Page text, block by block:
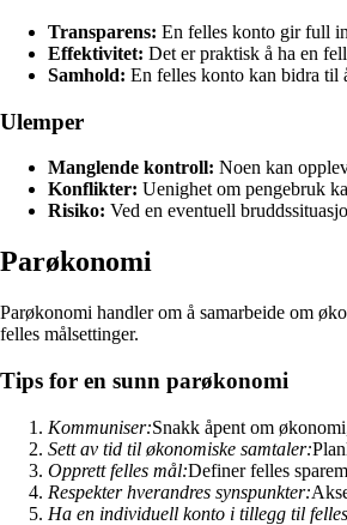
Transparens: En felles konto gir full
Effektivitet: Det er praktisk å ha en
Samhold: En felles konto kan bidra til
Ulemper
Manglende kontroll: Noen kan
Konflikter: Uenighet om pengebruk
Risiko: Ved en eventuell
Parøkonomi
Parøkonomi handler om å samarbeide om
felles målsettinger.
Tips for en sunn parøkonomi
Kommuniser:Snakk åpent om
Sett av tid til økonomiske samtaler:
Opprett felles mål:Definer felles
Respekter hverandres synspunkter:
Ha en individuell konto i tillegg til